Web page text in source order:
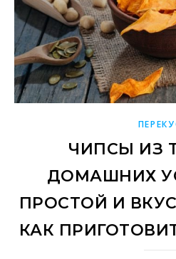
ЧИПСЫ ИЗ
ДОМАШНИХ
ПРОСТОЙ И
КАК